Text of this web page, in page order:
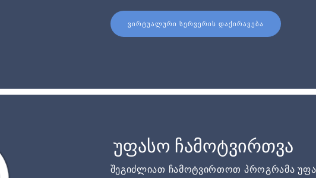
ᲕᲘᲠᲢᲣᲐᲚᲣᲠᲘ ᲡᲔᲠᲕᲔᲠᲘᲡ ᲓᲐᲥᲘᲠᲐᲕᲔᲑᲐ
უფასო ჩამოტვირთვა
შეგიძლიათ ჩამოტვირთოთ პროგრამა